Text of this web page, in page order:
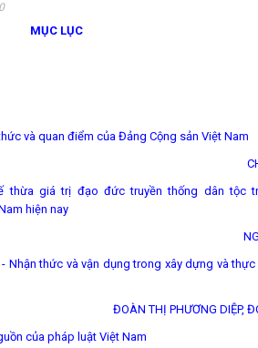
MỤC LỤC
và quan điểm của Đảng Cộng sản Việt Nam
thừa giá trị đạo đức truyền thống dân tộc
hiện nay
Nhận thức và vận dụng trong xây dựng và
ĐOÀN THỊ PHƯƠNG DIỆP,
của pháp luật Việt Nam